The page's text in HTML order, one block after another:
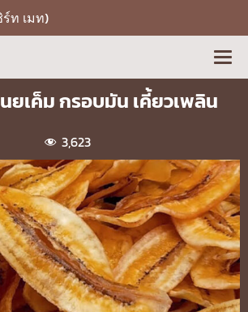
ร์ท เมท)
ยเค็ม กรอบมัน เคี้ยวเพลิน
3,623